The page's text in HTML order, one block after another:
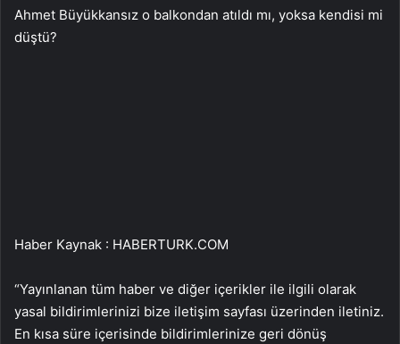
Ahmet Büyükkansız o balkondan atıldı mı, yoksa kendisi mi
düştü?
Haber Kaynak : HABERTURK.COM
“Yayınlanan tüm haber ve diğer içerikler ile ilgili olarak
yasal bildirimlerinizi bize iletişim sayfası üzerinden iletiniz.
En kısa süre içerisinde bildirimlerinize geri dönüş